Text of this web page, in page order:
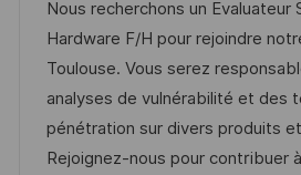
ó
n
a
c
i
ó
n
h
a
d
e
p
u
e
e
m
p
l
e
t
e
g
o
r
í
Nous recherchons un Evaluateur
Hardware F/H pour rejoindre
Toulouse. Vous serez
analyses de vulnérabilité et des
pénétration sur divers produits
Rejoignez-nous pour contribuer